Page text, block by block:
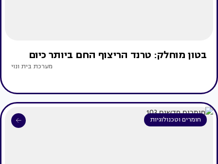
בטון מוחלק: טרנד הריצוף החם ביותר כיום
מערכת בית ונוי
חומרים וטכנולוגיות